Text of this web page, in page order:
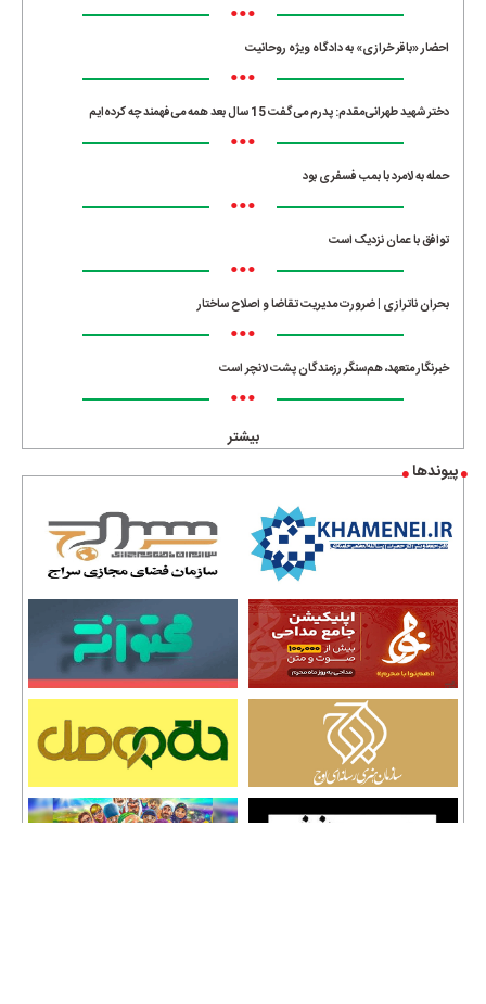
•••
احضار «باقر خرازی» به دادگاه ویژه روحانیت
•••
دختر شهید طهرانی‌مقدم: پدرم می‌گفت 15 سال بعد همه می‌فهمند چه کرده‌ایم
•••
حمله به لامرد با بمب فسفری بود
•••
توافق با عمان نزدیک است
•••
بحران ناترازی | ضرورت مدیریت تقاضا و اصلاح ساختار
•••
خبرنگار متعهد، هم‌سنگر رزمندگان پشت لانچر است
•••
بیشتر
پیوندها